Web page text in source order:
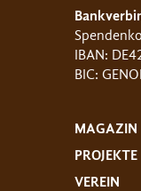
IBAN:
BIC:
MAGAZIN
PROJEKTE
VEREIN